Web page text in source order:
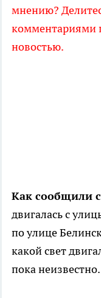
мнению?
комментариями
новостью.
Как сообщили
двигалась с
по улице
какой свет
пока неизвестно.